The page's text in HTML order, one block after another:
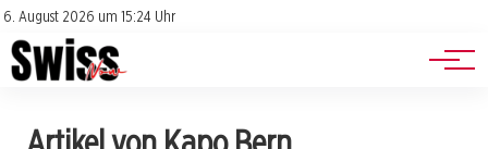
6. August 2026 um 15:24 Uhr
Impressum
Datenschutz
Jobs
Events
Tragischer Flugzeugabsturz in Ochlenberg:
19. April 2026